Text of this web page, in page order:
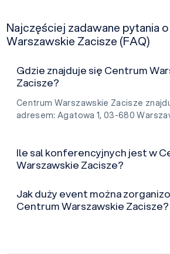
Najczęściej zadawane pytania
Warszawskie Zacisze (FAQ)
Gdzie znajduje się Centrum
Zacisze?
Centrum Warszawskie Zacisze
adresem: Agatowa 1, 03-680
Ile sal konferencyjnych jest w
Warszawskie Zacisze?
Jak duży event można
Centrum Warszawskie Zacisze?